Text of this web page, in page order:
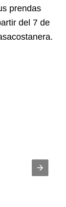
prendas
del 7 de